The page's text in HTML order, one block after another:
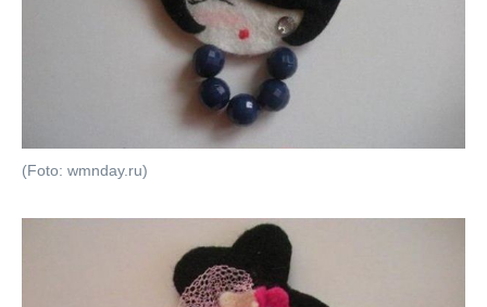
(Foto: wmnday.ru)